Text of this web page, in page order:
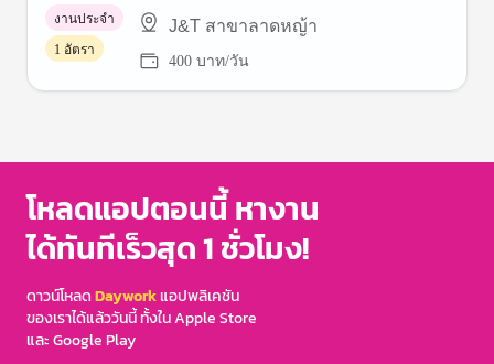
J&T สาขาลาดหญ้า
400 บาท/วัน
งานประจำ
1 อัตรา
โหลดแอปตอนนี้ หางาน
ได้ทันทีเร็วสุด 1 ชั่วโมง!
ดาวน์โหลดDayworkแอปพลิเคชัน
ของเราได้แล้ววันนี้ ทั้งใน Apple Store
และ Google Play